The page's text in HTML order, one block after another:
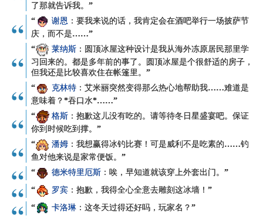
了那就告诉我。”
“
谢恩 ：要我来说的话，我肯定会在酒吧举行一场披萨节
庆，而不是……”
“
莱纳斯 ：圆顶冰屋这种设计是我从海外冻原居民那里学
习回来的。都是多年前的事了。圆顶冰屋是个很舒适的房子，
但我还是比较喜欢住在帐篷里。”
“
克林特 ：艾米丽突然变得那么热心地帮助我……难道是
意味着？*吞口水*……”
“
格斯 ：抱歉这儿没有吃的。请等待冬日星盛宴吧。保证
你到时候吃到撑。”
“
潘姆 ：我想赢得冰钓比赛！可是威利不是吃素的……钓
鱼对他来说是家常便饭。”
“
德米特里厄斯 ：唉，早知道就该穿上外套出门。”
“
罗宾 ：抱歉，我得全心全意去雕刻这冰墙！”
“
卡洛琳 ：这冬天过得还好吗， 玩家名 ？”